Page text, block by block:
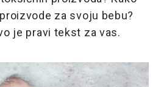
za svoju bebu?
je pravi tekst za vas.